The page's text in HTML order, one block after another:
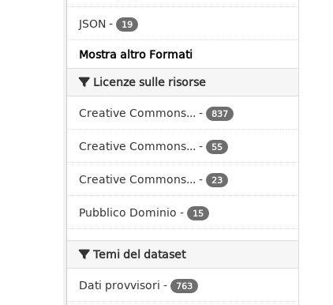
JSON - 19
Mostra altro Formati
Licenze sulle risorse
Creative Commons... - 837
Creative Commons... - 55
Creative Commons... - 23
Pubblico Dominio - 15
Temi del dataset
Dati provvisori - 763